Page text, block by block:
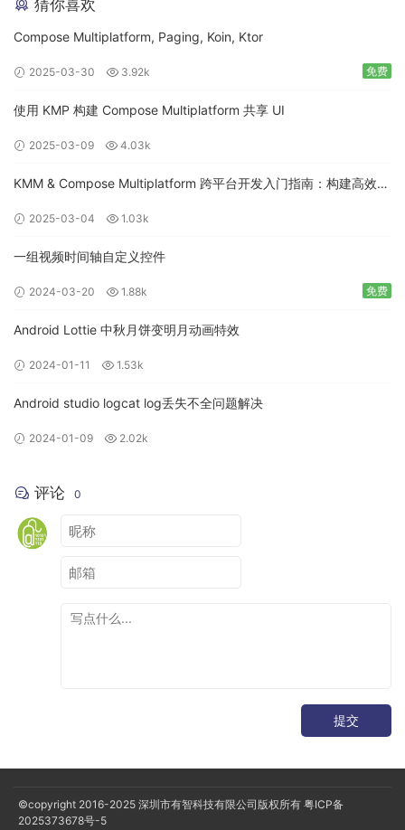
猜你喜欢
Compose Multiplatform, Paging, Koin, Ktor
2025-03-30 3.92k 免费
使用 KMP 构建 Compose Multiplatform 共享 UI
2025-03-09 4.03k
KMM & Compose Multiplatform 跨平台开发入门指南：构建高效的
2025-03-04 1.03k
一组视频时间轴自定义控件
2024-03-20 1.88k 免费
Android Lottie 中秋月饼变明月动画特效
2024-01-11 1.53k
Android studio logcat log丢失不全问题解决
2024-01-09 2.02k
评论 0
提交
©copyright 2016-2025 深圳市有智科技有限公司版权所有 粤ICP备
2025373678号-5